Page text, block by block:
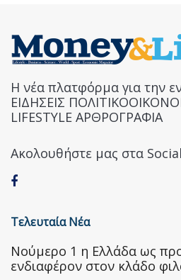
Η νέα πλατφόρμα για την
ΕΙΔΗΣΕΙΣ
LIFESTYLE ΑΡΘΡΟΓΡΑΦΙΑ
Ακολουθήστε μας στα
Τελευταία Νέα
Nούμερο 1 η Ελλάδα ως
ενδιαφέρον στον κλάδο